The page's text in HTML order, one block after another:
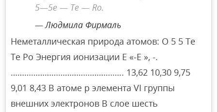
5—5e — Te — Ro.
Людмила Фирмаль
Неметаллическая природа атомов: О 5 5 Те
Те Ро Энергия ионизации E «-E », -.
………………………………………….. 13,62 10,30 9,75
9,01 8,43 В атоме p элемента VI группы
внешних электронов В слое шесть